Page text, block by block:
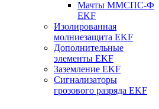
Мачты ММСПС-Ф
EKF
Изолированная
молниезащита EKF
Дополнительные
элементы EKF
Заземление EKF
Сигнализаторы
грозового разряда EKF